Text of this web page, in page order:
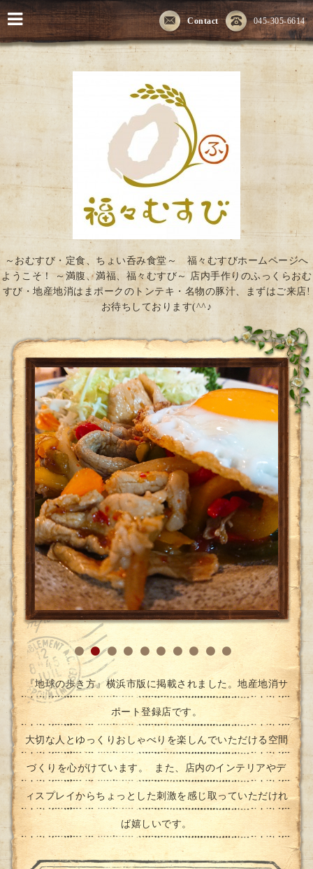
045-305-6614
Contact
～おむすび・定食、ちょい呑み食堂～ 福々むすびホームページへ
ようこそ！ ～満腹、満福、福々むすび～ 店内手作りのふっくらおむ
すび・地産地消はまポークのトンテキ・名物の豚汁、まずはご来店!
お待ちしております(^^♪
『地球の歩き方』横浜市版に掲載されました。地産地消サ
ポート登録店です。
大切な人とゆっくりおしゃべりを楽しんでいただける空間
づくりを心がけています。 また、店内のインテリアやデ
ィスプレイからちょっとした刺激を感じ取っていただけれ
ば嬉しいです。